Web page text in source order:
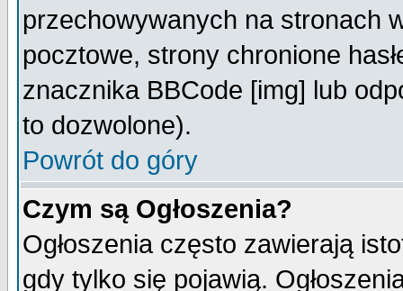
przechowywanych na stronach
pocztowe, strony chronione
znacznika BBCode [img] lub
to dozwolone).
Powrót do góry
Czym są Ogłoszenia?
Ogłoszenia często zawierają
gdy tylko się pojawią.